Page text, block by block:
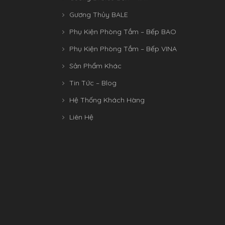
Gương Thủy BALE
Phụ Kiện Phòng Tắm – Bếp BAO
Phụ Kiện Phòng Tắm – Bếp VINA
Sản Phẩm Khác
Tin Tức – Blog
Hệ Thống Khách Hàng
Liên Hệ